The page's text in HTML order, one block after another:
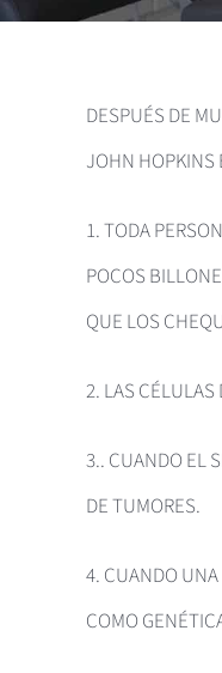
DESPUÉS DE
JOHN HOPKINS
1. TODA
POCOS
QUE LOS
2. LAS CÉLULAS
3.. CUANDO EL
DE TUMORES.
4. CUANDO
COMO